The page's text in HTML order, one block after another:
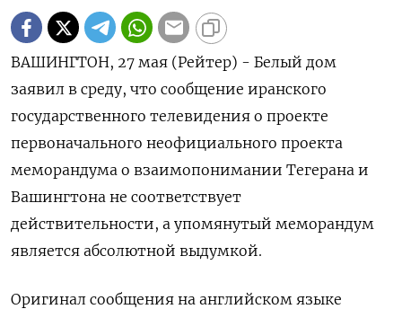
ВАШИНГТОН, 27 мая (Рейтер) - ‌Белый дом ​
заявил ​в ​среду, что ⁠сообщение иранского
‌государственного ‌телевидения о ​проекте
первоначального ‌неофициального ​проекта
меморандума ‌о взаимопонимании Тегерана и ​
Вашингтона ​не ‌соответствует
действительности, ​а упомянутый меморандум
является абсолютной выдумкой.
Оригинал ​сообщения ⁠на английском ‌языке